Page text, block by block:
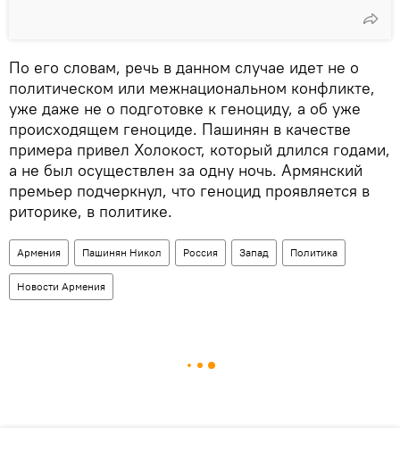
По его словам, речь в данном случае идет не о
политическом или межнациональном конфликте,
уже даже не о подготовке к геноциду, а об уже
происходящем геноциде. Пашинян в качестве
примера привел Холокост, который длился годами,
а не был осуществлен за одну ночь. Армянский
премьер подчеркнул, что геноцид проявляется в
риторике, в политике.
Армения Пашинян Никол Россия Запад Политика
Новости Армения